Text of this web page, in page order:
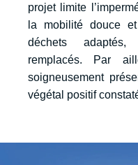
projet limite
la mobilité douce
déchets
remplacés. Par
soigneusement
végétal positif